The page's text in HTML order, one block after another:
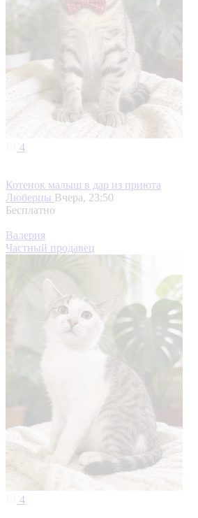
4
Котенок малыш в дар из приюта
Люберцы Вчера, 23:50
Бесплатно
Валерия
Частный продавец
4